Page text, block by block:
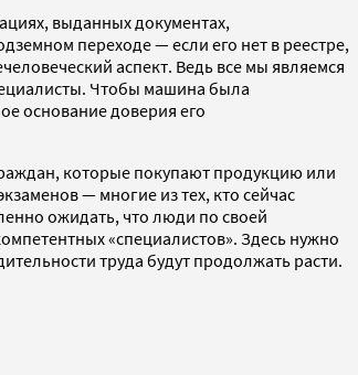
выданных документах,
переходе — если его нет в реестре,
аспект. Ведь все мы являемся
Чтобы машина была
основание доверия его
которые покупают продукцию или
— многие из тех, кто сейчас
ожидать, что люди по своей
«специалистов». Здесь нужно
труда будут продолжать расти.